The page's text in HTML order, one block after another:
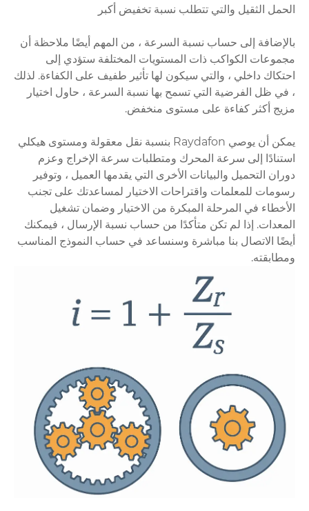
الحمل الثقيل والتي تتطلب نسبة تخفيض أكبر
بالإضافة إلى حساب نسبة السرعة ، من المهم أيضًا ملاحظة أن
مجموعات الكواكب ذات المستويات المختلفة ستؤدي إلى
احتكاك داخلي ، والتي سيكون لها تأثير طفيف على الكفاءة. لذلك
، في ظل الفرضية التي تسمح بها نسبة السرعة ، حاول اختيار
مزيج أكثر كفاءة على مستوى منخفض.
يمكن أن يوصي Raydafon بنسبة نقل معقولة ومستوى هيكلي
استنادًا إلى سرعة المحرك ومتطلبات سرعة الإخراج وعزم
دوران التحميل والبيانات الأخرى التي يقدمها العميل ، وتوفير
رسومات للمعلمات واقتراحات الاختيار لمساعدتك على تجنب
الأخطاء في المرحلة المبكرة من الاختيار وضمان تشغيل
المعدات. إذا لم تكن متأكدًا من حساب نسبة الإرسال ، فيمكنك
أيضًا الاتصال بنا مباشرة وسنساعد في حساب النموذج المناسب
ومطابقته.